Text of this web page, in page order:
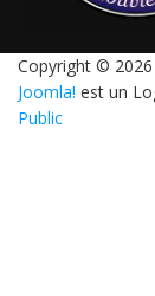
Copyright ©
Joomla! est un
Public